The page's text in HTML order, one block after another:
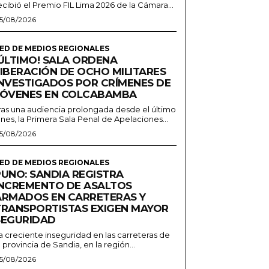
el Premio FIL Lima 2026 de la Cámara...
08/2026
DE MEDIOS REGIONALES
SALA ORDENA
DE OCHO MILITARES
POR CRÍMENES DE
EN COLCABAMBA
una audiencia prolongada desde el último
la Primera Sala Penal de Apelaciones...
08/2026
DE MEDIOS REGIONALES
SANDIA REGISTRA
DE ASALTOS
EN CARRETERAS Y
EXIGEN MAYOR
creciente inseguridad en las carreteras de
provincia de Sandia, en la región...
08/2026